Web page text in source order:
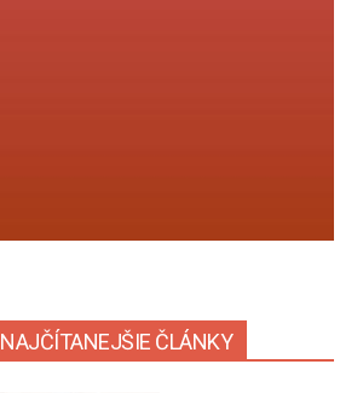
NAJČÍTANEJŠIE ČLÁNKY